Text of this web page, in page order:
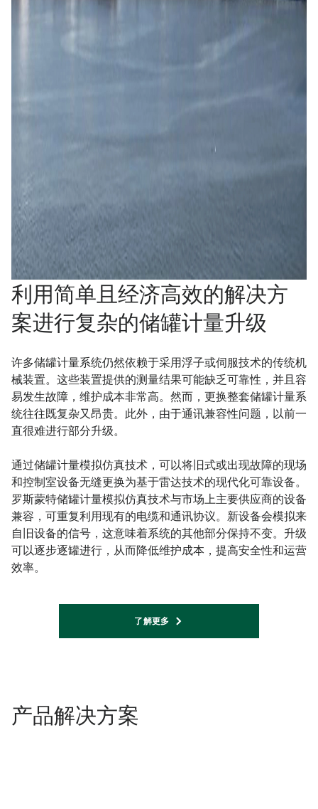
利用简单且经济高效的解决方
案进行复杂的储罐计量升级
许多储罐计量系统仍然依赖于采用浮子或伺服技术的传统机
械装置。这些装置提供的测量结果可能缺乏可靠性，并且容
易发生故障，维护成本非常高。然而，更换整套储罐计量系
统往往既复杂又昂贵。此外，由于通讯兼容性问题，以前一
直很难进行部分升级。
通过储罐计量模拟仿真技术，可以将旧式或出现故障的现场
和控制室设备无缝更换为基于雷达技术的现代化可靠设备。
罗斯蒙特储罐计量模拟仿真技术与市场上主要供应商的设备
兼容，可重复利用现有的电缆和通讯协议。新设备会模拟来
自旧设备的信号，这意味着系统的其他部分保持不变。升级
可以逐步逐罐进行，从而降低维护成本，提高安全性和运营
效率。
了解更多
产品解决方案